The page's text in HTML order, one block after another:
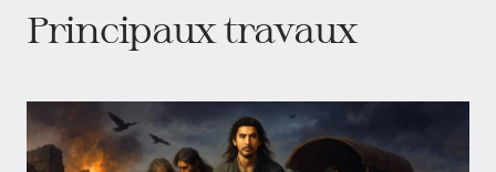
Principaux travaux